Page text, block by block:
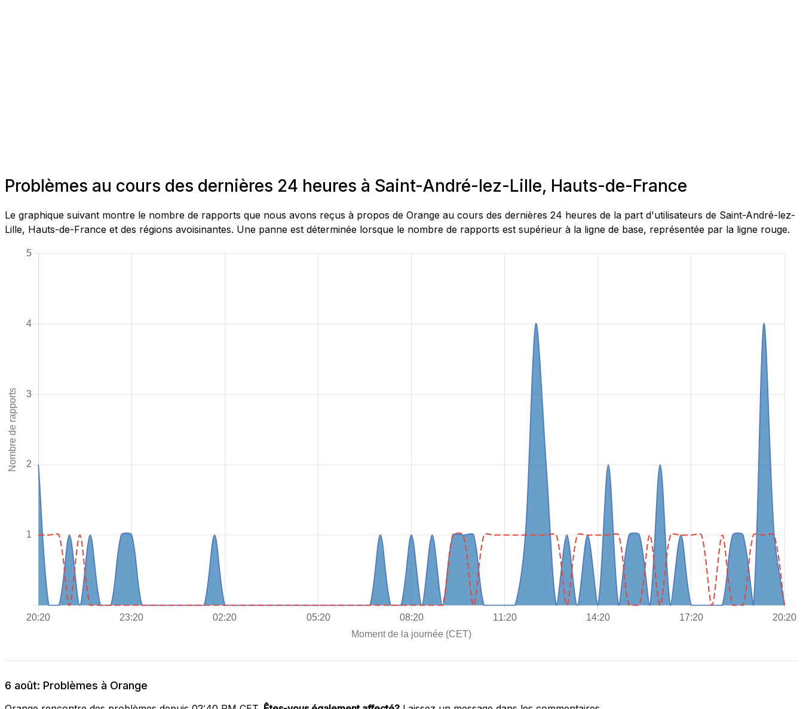
Problèmes au cours des dernières 24 heures à Saint-André-lez-Lille, Hauts-de-France
Le graphique suivant montre le nombre de rapports que nous avons reçus à propos de Orange au cours des dernières 24 heures de la part d'utilisateurs de Saint-André-lez-
Lille, Hauts-de-France et des régions avoisinantes. Une panne est déterminée lorsque le nombre de rapports est supérieur à la ligne de base, représentée par la ligne rouge.
6 août: Problèmes à Orange